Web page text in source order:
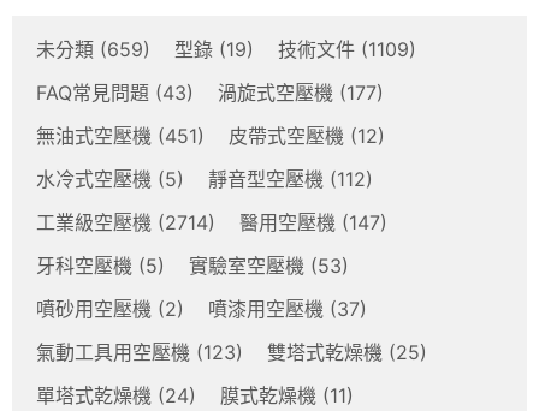
未分類 (659) 型錄 (19) 技術文件 (1109)
FAQ常見問題 (43) 渦旋式空壓機 (177)
無油式空壓機 (451) 皮帶式空壓機 (12)
水冷式空壓機 (5) 靜音型空壓機 (112)
工業級空壓機 (2714) 醫用空壓機 (147)
牙科空壓機 (5) 實驗室空壓機 (53)
噴砂用空壓機 (2) 噴漆用空壓機 (37)
氣動工具用空壓機 (123) 雙塔式乾燥機 (25)
單塔式乾燥機 (24) 膜式乾燥機 (11)